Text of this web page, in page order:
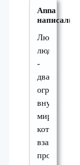
Anna
Любящие
люди
-
два
огромных
мира,
которые
взаимно
проникают